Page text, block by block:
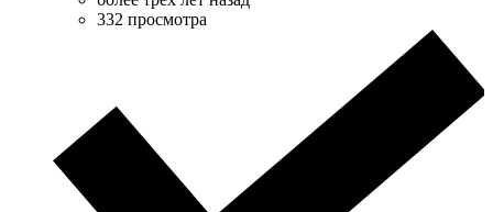
332 просмотра